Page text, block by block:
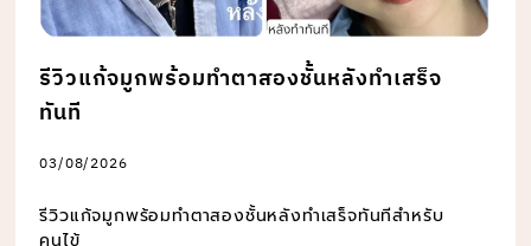
รีวิวแก้จมูกพร้อมทำตาสองชั้นหลังทำเสร็จ
ทันที
03/08/2026
รีวิวแก้จมูกพร้อมทำตาสองชั้นหลังทำเสร็จทันทีสำหรับ